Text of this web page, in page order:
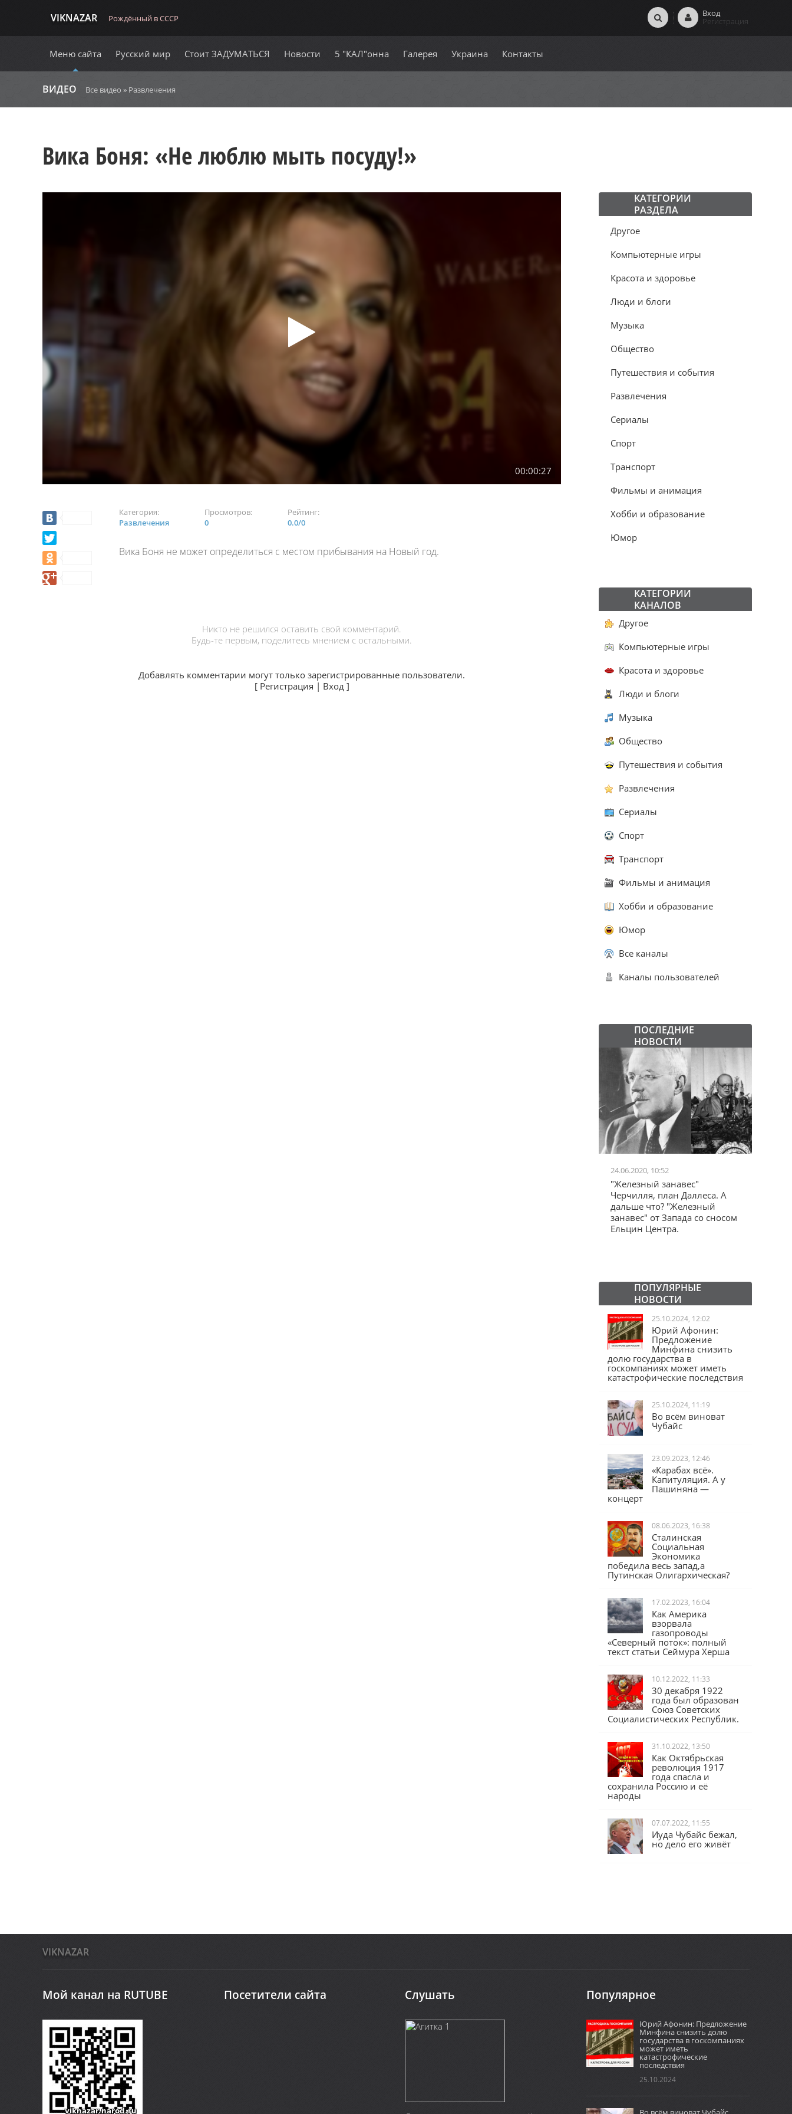
VIKNAZAR Рождённый в СССР Вход
Регистрация
Меню сайта Русский мир Стоит ЗАДУМАТЬСЯ Новости 5 "КАЛ"онна Галерея Украина Контакты
ВИДЕО Все видео » Развлечения
Вика Боня: «Не люблю мыть посуду!»
00:00:27
Категория:
Развлечения
Просмотров:
0
Рейтинг:
0.0/0
Вика Боня не может определиться с местом прибывания на Новый год.
Никто не решился оставить свой комментарий.
Будь-те первым, поделитесь мнением с остальными.
Добавлять комментарии могут только зарегистрированные пользователи.
[ Регистрация | Вход]
КАТЕГОРИИ
РАЗДЕЛА
Другое
Компьютерные игры
Красота и здоровье
Люди и блоги
Музыка
Общество
Путешествия и события
Развлечения
Сериалы
Спорт
Транспорт
Фильмы и анимация
Хобби и образование
Юмор
КАТЕГОРИИ
КАНАЛОВ
Другое
Компьютерные игры
Красота и здоровье
Люди и блоги
Музыка
Общество
Путешествия и события
Развлечения
Сериалы
Спорт
Транспорт
Фильмы и анимация
Хобби и образование
Юмор
Все каналы
Каналы пользователей
ПОСЛЕДНИЕ
НОВОСТИ
24.06.2020, 10:52
"Железный занавес"
Черчилля, план Даллеса. А
дальше что? "Железный
занавес" от Запада со сносом
Ельцин Центра.
ПОПУЛЯРНЫЕ
НОВОСТИ
25.10.2024, 12:02
Юрий Афонин:
Предложение
Минфина снизить
долю государства в
госкомпаниях может иметь
катастрофические последствия
25.10.2024, 11:19
Во всём виноват
Чубайс
23.09.2023, 12:46
«Карабах всё».
Капитуляция. А у
Пашиняна —
концерт
08.06.2023, 16:38
Сталинская
Социальная
Экономика
победила весь запад,а
Путинская Олигархическая?
17.02.2023, 16:04
Как Америка
взорвала
газопроводы
«Северный поток»: полный
текст статьи Сеймура Херша
10.12.2022, 11:33
30 декабря 1922
года был образован
Союз Советских
Социалистических Республик.
31.10.2022, 13:50
Как Октябрьская
революция 1917
года спасла и
сохранила Россию и её
народы
07.07.2022, 11:55
Иуда Чубайс бежал,
но дело его живёт
VIKNAZAR
Мой канал на RUTUBE Посетители сайта Слушать Популярное
Юрий Афонин: Предложение
Минфина снизить долю
государства в госкомпаниях
может иметь
катастрофические
последствия
25.10.2024